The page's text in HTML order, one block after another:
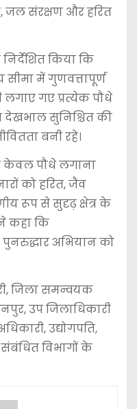
जल संरक्षण और हरित
किया कि
सीमा में गुणवत्तापूर्ण
लगाए गए प्रत्येक पौधे
देखभाल सुनिश्चित की
बनी रहे।
केवल पौधे लगाना
को हरित, जैव
रूप से सुदृढ़ क्षेत्र के
कहा कि
अभियान को
जिला समन्वयक
उप जिलाधिकारी
उद्योगपति,
विभागों के